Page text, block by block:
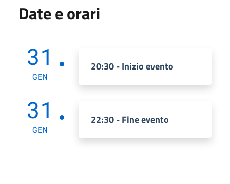
Date e orari
31
GEN
20:30 - Inizio evento
31
GEN
22:30 - Fine evento